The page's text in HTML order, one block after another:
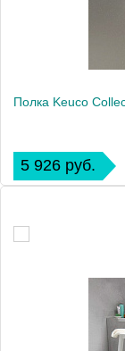
Полка Keuco
5 926 руб.